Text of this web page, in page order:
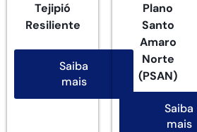
Tejipió
Resiliente
Saiba
mais
Plano
Santo
Amaro
Norte
(PSAN)
Saiba
mais